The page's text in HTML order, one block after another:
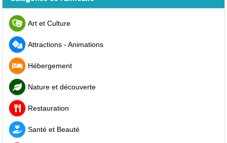
Art et Culture
Attractions - Animations
Hébergement
Nature et découverte
Restauration
Santé et Beauté